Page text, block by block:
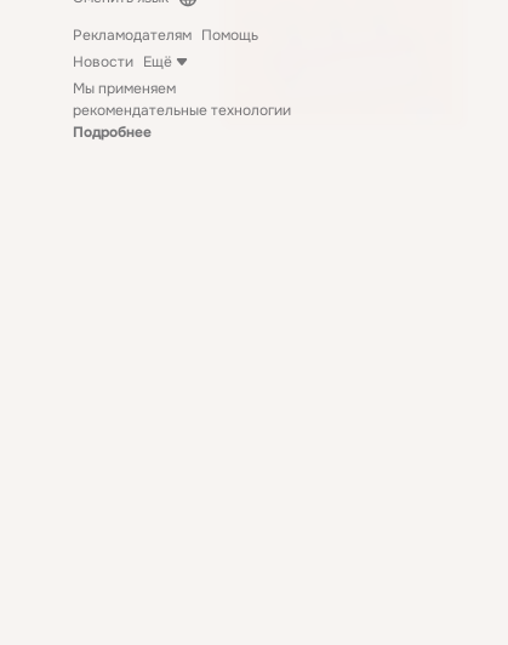
Рекламодателям Помощь
Новости Ещё
Мы применяем
рекомендательные технологии
Подробнее